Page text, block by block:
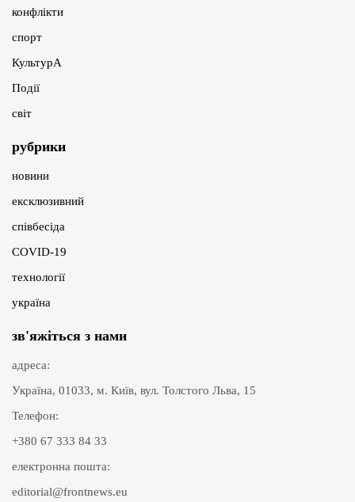
конфлікти
спорт
КультурА
Події
світ
рубрики
новини
ексклюзивний
співбесіда
COVID-19
технології
україна
зв'яжіться з нами
адреса:
Україна, 01033, м. Київ, вул. Толстого Льва, 15
Телефон:
+380 67 333 84 33
електронна пошта:
editorial@frontnews.eu